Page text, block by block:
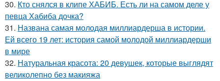
30. Кто снялся в клипе ХАБИБ. Есть ли на самом деле у
певца Хабиба дочка?
31. Названа самая молодая миллиардерша в истории.
Ей всего 19 лет: история самой молодой миллиардерши
в мире
32. Натуральная красота: 20 девушек, которые выглядят
великолепно без макияжа